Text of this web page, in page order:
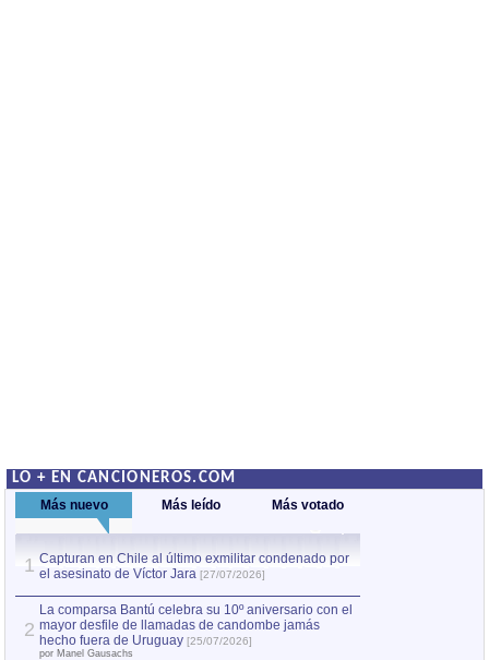
LO + EN CANCIONEROS.COM
Más nuevo Más leído Más votado
1 Capturan en Chile al último exmilitar condenado por
el asesinato de Víctor Jara [27/07/2026]
2
La comparsa Bantú celebra su 10º aniversario con el
mayor desfile de llamadas de candombe jamás
hecho fuera de Uruguay [25/07/2026]
por Manel Gausachs